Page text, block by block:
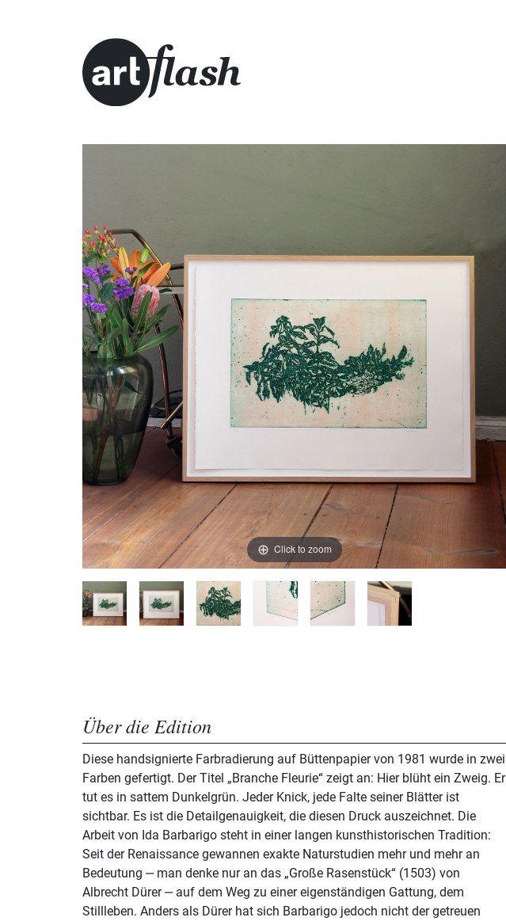
Click to zoom
Über die Edition
Diese handsignierte Farbradierung auf Büttenpapier von 1981 wurde in zwei
Farben gefertigt. Der Titel „Branche Fleurie“ zeigt an: Hier blüht ein Zweig. Er
tut es in sattem Dunkelgrün. Jeder Knick, jede Falte seiner Blätter ist
sichtbar. Es ist die Detailgenauigkeit, die diesen Druck auszeichnet. Die
Arbeit von Ida Barbarigo steht in einer langen kunsthistorischen Tradition:
Seit der Renaissance gewannen exakte Naturstudien mehr und mehr an
Bedeutung ‒ man denke nur an das „Große Rasenstück“ (1503) von
Albrecht Dürer ‒ auf dem Weg zu einer eigenständigen Gattung, dem
Stillleben. Anders als Dürer hat sich Barbarigo jedoch nicht der getreuen